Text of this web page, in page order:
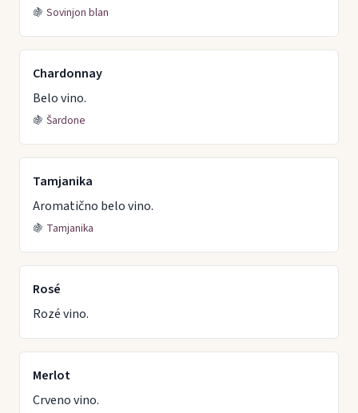
🍇 Sovinjon blan
Chardonnay
Belo vino.
🍇 Šardone
Tamjanika
Aromatično belo vino.
🍇 Tamjanika
Rosé
Rozé vino.
Merlot
Crveno vino.